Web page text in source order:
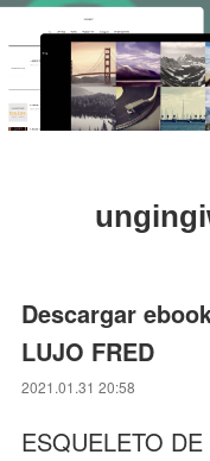
Descargar
LUJO FRED
2021.01.31 20:58
ESQUELETO